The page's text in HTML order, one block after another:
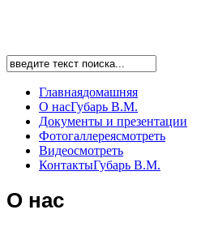
Главнаядомашняя
О насГубарь В.М.
Документы и презентации
Фотогаллереясмотреть
Видеосмотреть
КонтактыГубарь В.М.
О нас